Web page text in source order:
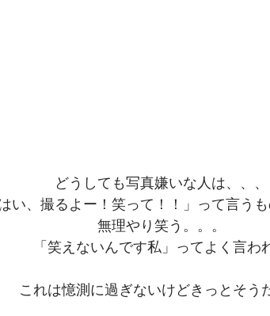
どうしても写真嫌いな人は、、、
い、撮るよー！笑って！！」って言う
無理やり笑う。。。
「笑えないんです私」ってよく言わ
これは憶測に過ぎないけどきっとそう